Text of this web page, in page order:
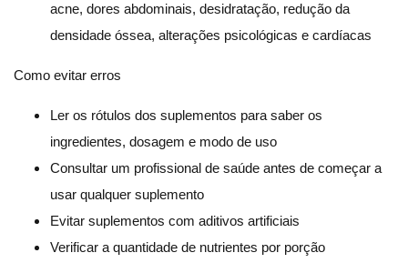
acne, dores abdominais, desidratação, redução da
densidade óssea, alterações psicológicas e cardíacas
Como evitar erros
Ler os rótulos dos suplementos para saber os
ingredientes, dosagem e modo de uso
Consultar um profissional de saúde antes de começar a
usar qualquer suplemento
Evitar suplementos com aditivos artificiais
Verificar a quantidade de nutrientes por porção